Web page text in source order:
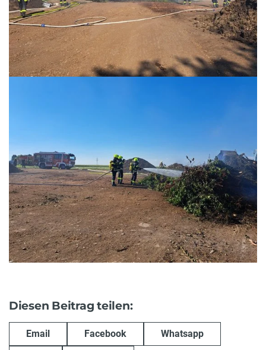
Diesen Beitrag teilen:
Email Facebook Whatsapp